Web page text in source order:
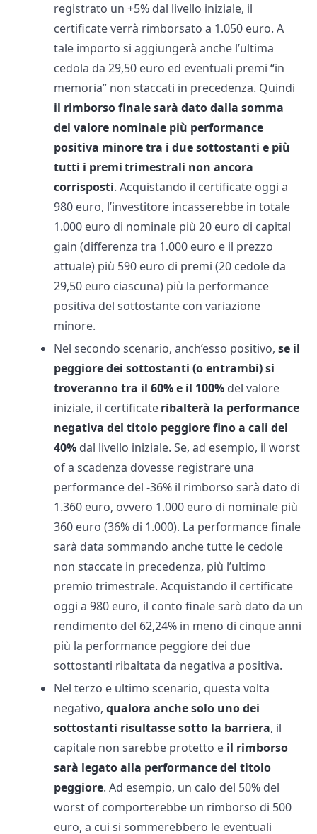
registrato un +5% dal livello iniziale, il
certificate verrà rimborsato a 1.050 euro. A
tale importo si aggiungerà anche l’ultima
cedola da 29,50 euro ed eventuali premi “in
memoria” non staccati in precedenza. Quindi
il rimborso finale sarà dato dalla somma
del valore nominale più performance
positiva minore tra i due sottostanti e più
tutti i premi trimestrali non ancora
corrisposti. Acquistando il certificate oggi a
980 euro, l’investitore incasserebbe in totale
1.000 euro di nominale più 20 euro di capital
gain (differenza tra 1.000 euro e il prezzo
attuale) più 590 euro di premi (20 cedole da
29,50 euro ciascuna) più la performance
positiva del sottostante con variazione
minore.
Nel secondo scenario, anch’esso positivo, se il
peggiore dei sottostanti (o entrambi) si
troveranno tra il 60% e il 100% del valore
iniziale, il certificateribalterà la performance
negativa del titolo peggiore fino a cali del
40% dal livello iniziale. Se, ad esempio, il worst
of a scadenza dovesse registrare una
performance del -36% il rimborso sarà dato di
1.360 euro, ovvero 1.000 euro di nominale più
360 euro (36% di 1.000). La performance finale
sarà data sommando anche tutte le cedole
non staccate in precedenza, più l’ultimo
premio trimestrale. Acquistando il certificate
oggi a 980 euro, il conto finale sarò dato da un
rendimento del 62,24% in meno di cinque anni
più la performance peggiore dei due
sottostanti ribaltata da negativa a positiva.
Nel terzo e ultimo scenario, questa volta
negativo, qualora anche solo uno dei
sottostanti risultasse sotto la barriera, il
capitale non sarebbe protetto e il rimborso
sarà legato alla performance del titolo
peggiore. Ad esempio, un calo del 50% del
worst of comporterebbe un rimborso di 500
euro, a cui si sommerebbero le eventuali